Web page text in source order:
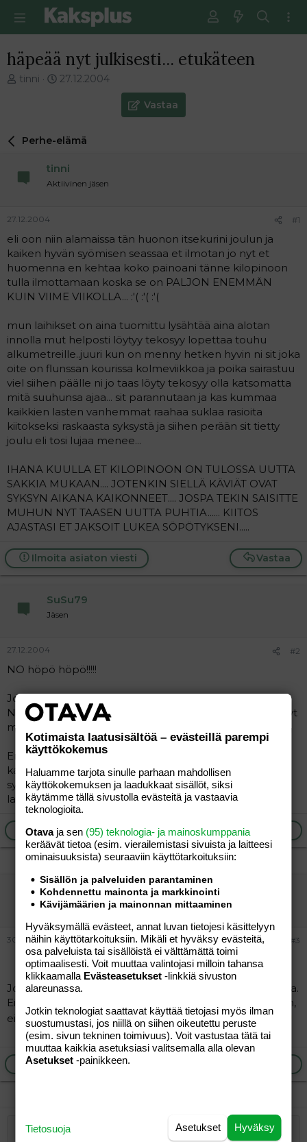
häpeää nyt julkisesti... etukäteen
V
e
t
n
a
l
o
i
t
t
j
a
tinni
E
m
i
n
i
e
s
t
i
27.12.2004
Vastaa
Perhe-elämä
tinni
Aktiivinen jäsen
27.12.2004 #1
eli oon niin alamaissa tän huonon itsekurini joulun ja
kaiken hyvän syömisen seassaa et ilmotan jo nyt et
huomenna en kehtaa koko painoani tänne kilopinoon
tulla ilmottamaan koska se on PALJON ENEMMÄN
KUIN VIIME VIIKOLLA... :'( :'( :'(
mun laihikset on aina tuomittu lysähtää aina alotan
innolla mut helposti löytyy tekosyy lopettaa touhu
alkumetreille..juuri kun on menny hetken hyvin ni sit joka
oite on flunssan kourissa kolmeviikkoa ja poika sairastuu
viel siihen päälle ni jo taas löyty tekosyy olla katsomatta
mitä suuhunsa ajaa... sit parannutaan ja kas kummaa
kaikkien lasten vanhemmat raahaa suklaa rasioita
kiitokseksi raskaasta syksystä ja siihen perään sit tietty
joulu eli tosi lujaa menee...
IHANA KUULLA ET KILOPINOON ON TULOSSA UUTTA
SAKKIA MUKAAN.... JOTENKIN SIELLÄ KÄVIÄT OVAT
SYKSYN AIKANA KAIKONNEET.... JOSPA TEKIN SAISITTE
MUHUN NYT TAASEN UUTTA PUHTIA...... KIITOS
AJASTASI ET JAKSOIT LUKEA SÖPÖTYKSENI.....
Vastaa
Ilmoita asiaton viesti
SuSu79
Jäsen
27.12.2004 #2
NO höpö höpö!!!!!
Joulu oli mulle ainakin virallinen loma laihdutuksesta!
Nyt taas palaudutaan ruotuun (tai jos uutenavuonna nyt
muutamat nakit ja pottusallaadit)..
En kattonu syömisiäni sitten pätkääkään! Eilen isäntä
katto mua ruokapöydässä ja sanoi että sä et oo ikinä
syöny noin isoa annosta ja niin vaan uppos napaan
laatikot ja kinkut! .. Ja suklaat piparit ja tortut..
Ilmoita asiaton viesti
Homma kesken
Vieras
30.12.2004 #3
Joo, joulu on poikkeus ja loma, ja mässäilyä luvan kanssa.
Ei siihen kuole jos kerran vuodessa ahtaa navan täyteen,
ei yksi syöpöttelyjakso koko vuoden läskejä ylläpidä.
Ilmoita asiaton viesti
Lihavoitu
Kursivoitu
Laajennettuun editoriin…
Järjestetty lista
Laajennettuun editoriin…
Lisää hyperlinkki
Lisää kuva
HymiötLaajennettuun
Kumoa
Kotimaista laatusisältöä – evästeillä parempi
käyttökokemus
Haluamme tarjota sinulle parhaan mahdollisen
käyttökokemuksen ja laadukkaat sisällöt, siksi
käytämme tällä sivustolla evästeitä ja vastaavia
teknologioita.
Otavaja sen (95) teknologia- ja mainoskumppania
keräävät tietoa (esim. vierailemis­tasi sivuista ja laitteesi
ominaisuuk­sista) seuraaviin käyttötarkoituksiin:
Sisällön ja palveluiden parantaminen
Kohdennettu mainonta ja markkinointi
Kävijämäärien ja mainonnan mittaaminen
Hyväksymällä evästeet, annat luvan tietojesi käsittelyyn
näihin käyttötarkoituksiin. Mikäli et hyväksy evästeitä,
osa palveluista tai sisällöistä ei välttämättä toimi
optimaalisesti. Voit muuttaa valintojasi milloin tahansa
klikkaamalla Evästeasetukset -linkkiä sivuston
alareunassa.
Jotkin teknologiat saattavat käyttää tietojasi myös ilman
suostumustasi, jos niillä on siihen oikeutettu peruste
(esim. sivun tekninen toimivuus). Voit vastustaa tätä tai
muuttaa kaikkia asetuksiasi valitsemalla alla olevan
Asetukset -painikkeen.
Hyväksy
Asetukset
Tietosuoja